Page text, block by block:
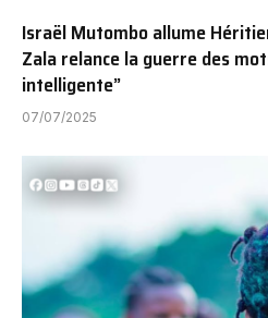
Israël Mutombo allume
Zala relance la guerre des
intelligente”
07/07/2025